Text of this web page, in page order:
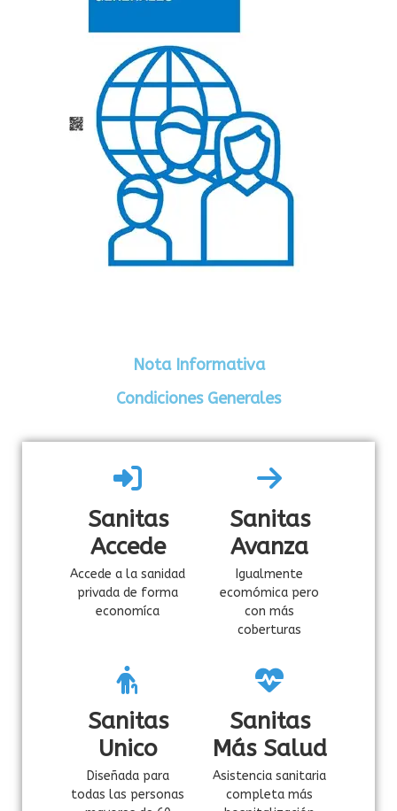
Nota Informativa
Condiciones Generales
Sanitas
Accede
Accede a la sanidad
privada de forma
economíca
Sanitas
Avanza
Igualmente
ecomómica pero
con más
coberturas
Sanitas
Unico
Diseñada para
todas las personas
Sanitas
Más Salud
Asistencia sanitaria
completa más